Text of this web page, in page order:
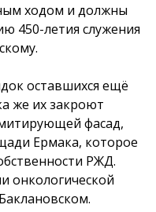
ходом и должны
450-летия служения
оставшихся ещё
же их закроют
фасад,
Ермака, которое
РЖД.
онкологической